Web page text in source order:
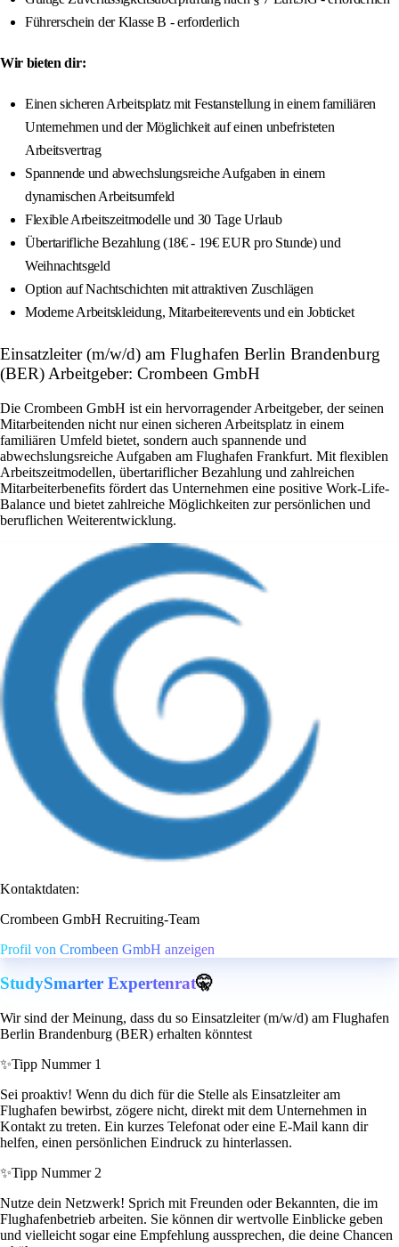
Führerschein der Klasse B - erforderlich
Wir bieten dir:
Einen sicheren Arbeitsplatz mit Festanstellung in einem familiären
Unternehmen und der Möglichkeit auf einen unbefristeten
Arbeitsvertrag
Spannende und abwechslungsreiche Aufgaben in einem
dynamischen Arbeitsumfeld
Flexible Arbeitszeitmodelle und 30 Tage Urlaub
Übertarifliche Bezahlung (18€ - 19€ EUR pro Stunde) und
Weihnachtsgeld
Option auf Nachtschichten mit attraktiven Zuschlägen
Moderne Arbeitskleidung, Mitarbeiterevents und ein Jobticket
Einsatzleiter (m/w/d) am Flughafen Berlin Brandenburg
(BER) Arbeitgeber: Crombeen GmbH
Die Crombeen GmbH ist ein hervorragender Arbeitgeber, der seinen
Mitarbeitenden nicht nur einen sicheren Arbeitsplatz in einem
familiären Umfeld bietet, sondern auch spannende und
abwechslungsreiche Aufgaben am Flughafen Frankfurt. Mit flexiblen
Arbeitszeitmodellen, übertariflicher Bezahlung und zahlreichen
Mitarbeiterbenefits fördert das Unternehmen eine positive Work-Life-
Balance und bietet zahlreiche Möglichkeiten zur persönlichen und
beruflichen Weiterentwicklung.
Kontaktdaten:
Crombeen GmbH Recruiting-Team
Profil von Crombeen GmbH anzeigen
StudySmarter Expertenrat🤫
Wir sind der Meinung, dass du so Einsatzleiter (m/w/d) am Flughafen
Berlin Brandenburg (BER) erhalten könntest
✨Tipp Nummer 1
Sei proaktiv! Wenn du dich für die Stelle als Einsatzleiter am
Flughafen bewirbst, zögere nicht, direkt mit dem Unternehmen in
Kontakt zu treten. Ein kurzes Telefonat oder eine E-Mail kann dir
helfen, einen persönlichen Eindruck zu hinterlassen.
✨Tipp Nummer 2
Nutze dein Netzwerk! Sprich mit Freunden oder Bekannten, die im
Flughafenbetrieb arbeiten. Sie können dir wertvolle Einblicke geben
und vielleicht sogar eine Empfehlung aussprechen, die deine Chancen